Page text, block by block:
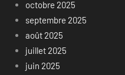
octobre 2025
septembre 2025
août 2025
juillet 2025
juin 2025